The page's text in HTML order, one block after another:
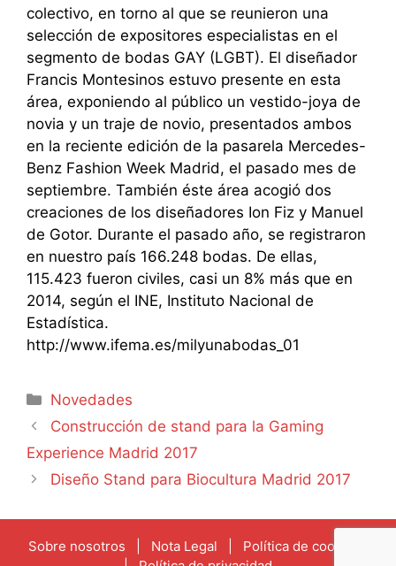
colectivo, en torno al que se reunieron una
selección de expositores especialistas en el
segmento de bodas GAY (LGBT). El diseñador
Francis Montesinos estuvo presente en esta
área, exponiendo al público un vestido-joya de
novia y un traje de novio, presentados ambos
en la reciente edición de la pasarela Mercedes-
Benz Fashion Week Madrid, el pasado mes de
septiembre. También éste área acogió dos
creaciones de los diseñadores Ion Fiz y Manuel
de Gotor. Durante el pasado año, se registraron
en nuestro país 166.248 bodas. De ellas,
115.423 fueron civiles, casi un 8% más que en
2014, según el INE, Instituto Nacional de
Estadística.
http://www.ifema.es/milyunabodas_01
Categorías
Novedades
Construcción de stand para la Gaming
Experience Madrid 2017
Diseño Stand para Biocultura Madrid 2017
Sobre nosotros Nota Legal
Política de cookies